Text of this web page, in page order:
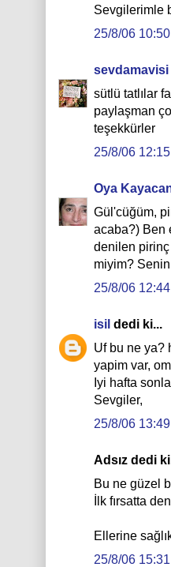
Sevgilerimle
25/8/06 10:50
sevdamavisi
sütlü tatlılar
paylaşman
teşekkürler
25/8/06 12:15
Oya
Gül'cüğüm,
acaba?) Ben
denilen pirinç
miyim? Senin
25/8/06 12:44
isil dedi ki...
Uf bu ne ya?
yapim var,
Iyi hafta
Sevgiler,
25/8/06 13:49
Adsız dedi
Bu ne güzel
İlk fırsatta
Ellerine
25/8/06 15:31